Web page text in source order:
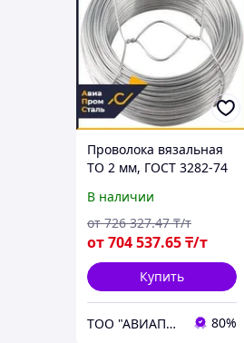
Проволока вязальная
ТО 2 мм, ГОСТ 3282-74
В наличии
от704 537.65₸/т
от 726 327.47 ₸/т
Купить
ТОО "АВИАПРОМСТАЛЬ" 80%